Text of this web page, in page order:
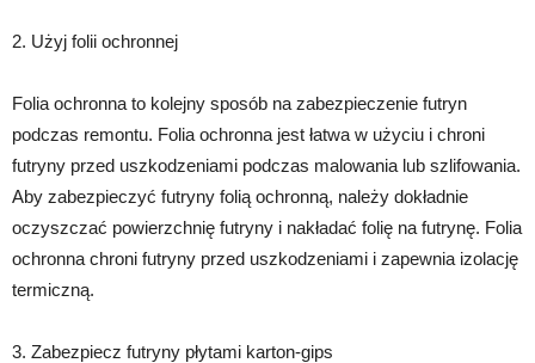
2. Użyj folii ochronnej
Folia ochronna to kolejny sposób na zabezpieczenie futryn
podczas remontu. Folia ochronna jest łatwa w użyciu i chroni
futryny przed uszkodzeniami podczas malowania lub szlifowania.
Aby zabezpieczyć futryny folią ochronną, należy dokładnie
oczyszczać powierzchnię futryny i nakładać folię na futrynę. Folia
ochronna chroni futryny przed uszkodzeniami i zapewnia izolację
termiczną.
3. Zabezpiecz futryny płytami karton-gips